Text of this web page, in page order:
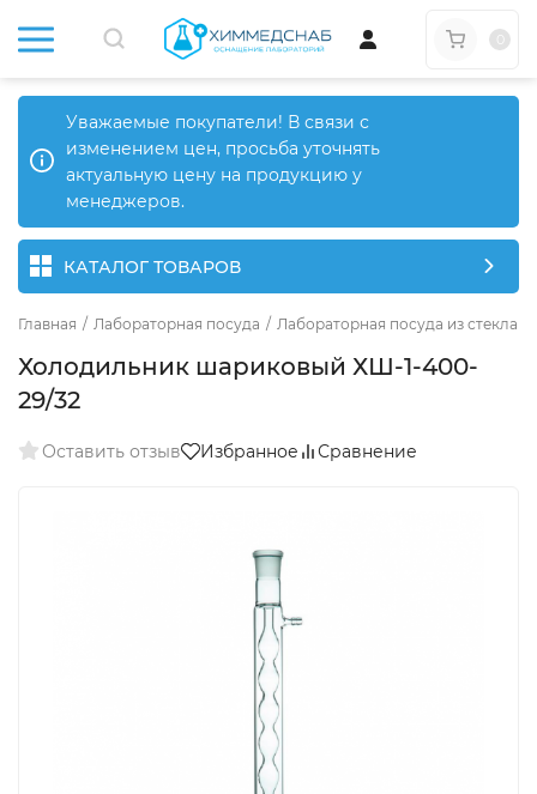
Уважаемые покупатели! В связи с
изменением цен, просьба уточнять
актуальную цену на продукцию у
менеджеров.
КАТАЛОГ ТОВАРОВ
Главная / Лабораторная посуда / Лабораторная посуда из стекла
Холодильник шариковый ХШ-1-400-
29/32
Оставить отзыв Избранное Сравнение